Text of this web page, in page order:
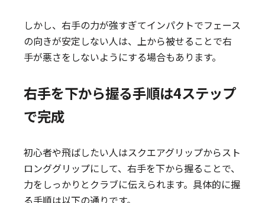
しかし、右手の力が強すぎてインパクトでフェース
の向きが安定しない人は、上から被せることで右
手が悪さをしないようにする場合もあります。
右手を下から握る手順は4ステップ
で完成
初心者や飛ばしたい人はスクエアグリップからスト
ロンググリップにして、右手を下から握ることで、
力をしっかりとクラブに伝えられます。具体的に握
る手順は以下の通りです。